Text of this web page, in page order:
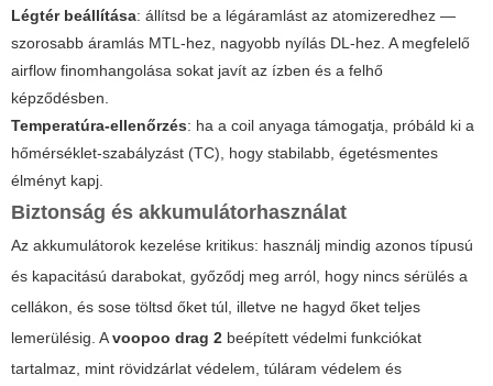
Légtér beállítása: állítsd be a légáramlást az atomizeredhez —
szorosabb áramlás MTL-hez, nagyobb nyílás DL-hez. A megfelelő
airflow finomhangolása sokat javít az ízben és a felhő
képződésben.
Temperatúra-ellenőrzés: ha a coil anyaga támogatja, próbáld ki a
hőmérséklet-szabályzást (TC), hogy stabilabb, égetésmentes
élményt kapj.
Biztonság és akkumulátorhasználat
Az akkumulátorok kezelése kritikus: használj mindig azonos típusú
és kapacitású darabokat, győződj meg arról, hogy nincs sérülés a
cellákon, és sose töltsd őket túl, illetve ne hagyd őket teljes
lemerülésig. Avoopoo drag 2 beépített védelmi funkciókat
tartalmaz, mint rövidzárlat védelem, túláram védelem és